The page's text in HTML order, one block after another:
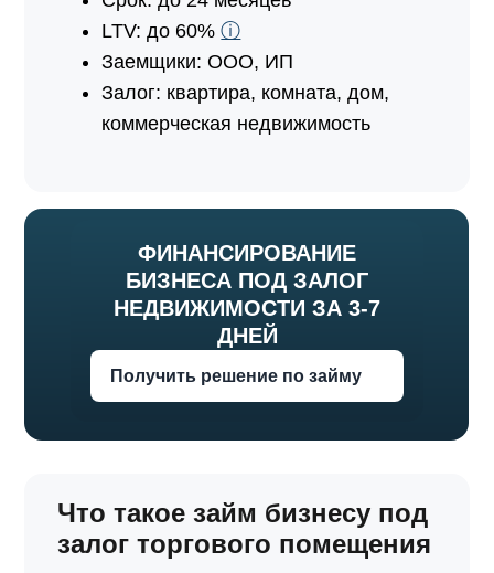
LTV: до 60%ⓘ
Заемщики: ООО, ИП
Залог: квартира, комната, дом,
коммерческая недвижимость
ФИНАНСИРОВАНИЕ
БИЗНЕСА ПОД ЗАЛОГ
НЕДВИЖИМОСТИ ЗА 3-7
ДНЕЙ
Получить решение по займу
Что такое займ бизнесу под
залог торгового помещения